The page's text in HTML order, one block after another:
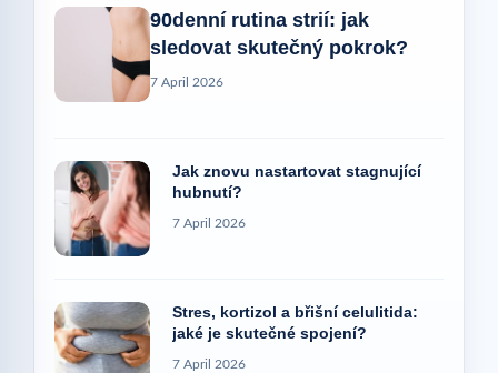
90denní rutina strií: jak
sledovat skutečný pokrok?
7 April 2026
Jak znovu nastartovat stagnující
hubnutí?
7 April 2026
Stres, kortizol a břišní celulitida:
jaké je skutečné spojení?
7 April 2026